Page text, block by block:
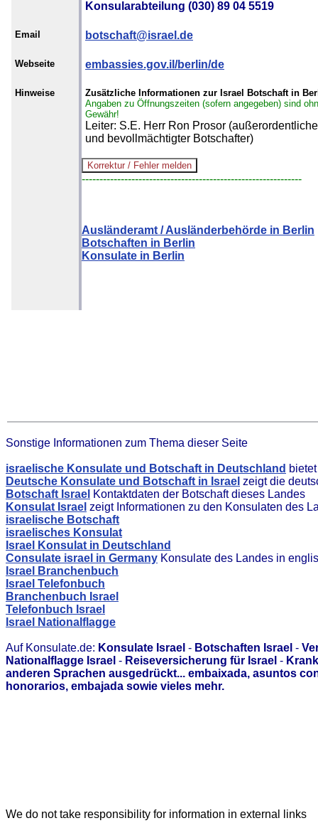
Konsularabteilung (030) 89 04 5519
Email botschaft@israel.de
Webseite embassies.gov.il/berlin/de
Hinweise
Zusätzliche Informationen zur Israel Botschaft in
Angaben zu Öffnungszeiten (sofern angegeben) sind
Gewähr!
Leiter: S.E. Herr Ron Prosor
und bevollmächtigter Botschafter)
--------------------------------------------------------------
Ausländeramt / Ausländerbehörde in Berlin
Botschaften in Berlin
Konsulate in Berlin
Sonstige Informationen zum Thema dieser Seite
israelische Konsulate und Botschaft in Deutschland
Deutsche Konsulate und Botschaft in Israel zeigt die
Botschaft Israel Kontaktdaten der Botschaft dieses Landes
Konsulat Israel zeigt Informationen zu den Konsulaten des
israelische Botschaft
israelisches Konsulat
Israel Konsulat in Deutschland
Consulate israel in Germany Konsulate des Landes in
Israel Branchenbuch
Israel Telefonbuch
Branchenbuch Israel
Telefonbuch Israel
Israel Nationalflagge
Auf Konsulate.de: Konsulate Israel - Botschaften Israel -
Nationalflagge Israel - Reiseversicherung für Israel -
anderen Sprachen ausgedrückt... embaixada, asuntos
honorarios, embajada sowie vieles mehr.
We do not take responsibility for information in external links